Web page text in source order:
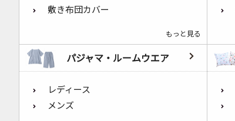
敷き布団カバー
もっと見る
パジャマ・ルームウエア
レディース
メンズ